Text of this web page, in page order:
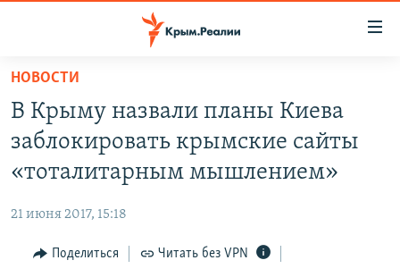
Вернуться
основному
содержанию
главной
Вернутся
СПЕЦПРОЕКТЫ
11 ЛЕТ ОККУПАЦИИ КРЫМА. 11 ИСТОРИЙ СОПРОТИВЛЕНИЯ
ЕЩЕ
ИНТЕРАКТИВ
РАДІО СВОБОДА
НОВОСТИ
В Крыму назвали планы Киева
заблокировать крымские сайты
«тоталитарным мышлением»
21 июня 2017, 15:18
Поделиться Читать без VPN